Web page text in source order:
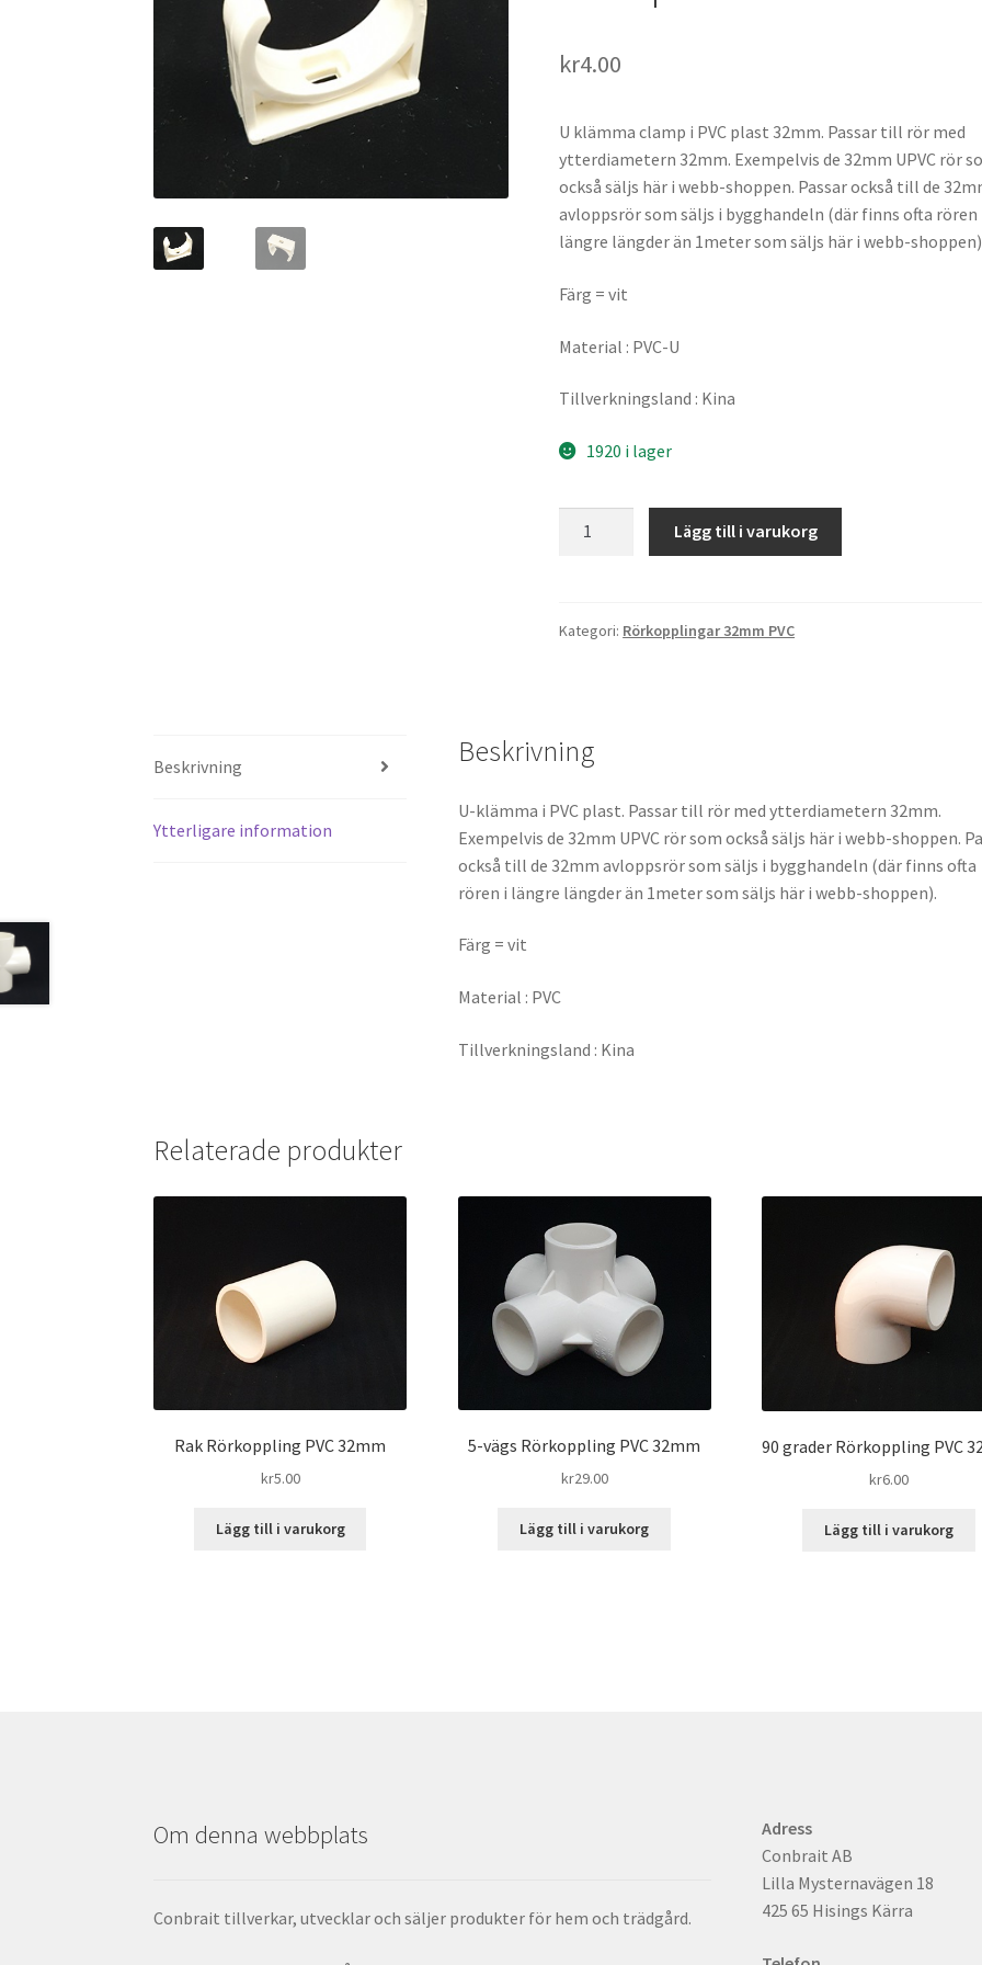
kr4.00
U klämma clamp i PVC plast 32mm. Passar till rör med
ytterdiametern 32mm. Exempelvis de 32mm UPVC rör
också säljs här i webb-shoppen. Passar också till de
avloppsrör som säljs i bygghandeln (där finns ofta rören
längre längder än 1meter som säljs här i webb-
Färg = vit
Material : PVC-U
Tillverkningsland : Kina
1920 i lager
Clamp
Lägg till i varukorg
Kategori: Rörkopplingar 32mm PVC
Beskrivning
Ytterligare information
Beskrivning
U-klämma i PVC plast. Passar till rör med ytterdiametern 32mm.
Exempelvis de 32mm UPVC rör som också säljs här i webb-shoppen.
också till de 32mm avloppsrör som säljs i bygghandeln (där finns ofta
rören i längre längder än 1meter som säljs här i webb-shoppen).
Färg = vit
Material : PVC
Tillverkningsland : Kina
Relaterade produkter
Rak Rörkoppling PVC 32mm
kr5.00
Lägg till i varukorg
5-vägs Rörkoppling PVC 32mm
kr29.00
Lägg till i varukorg
90 grader Rörkoppling PVC
kr6.00
Lägg till i varukorg
Om denna webbplats
Conbrait tillverkar, utvecklar och säljer produkter för hem och trädgård.
Adress
Conbrait AB
Lilla Mysternavägen 18
425 65 Hisings Kärra